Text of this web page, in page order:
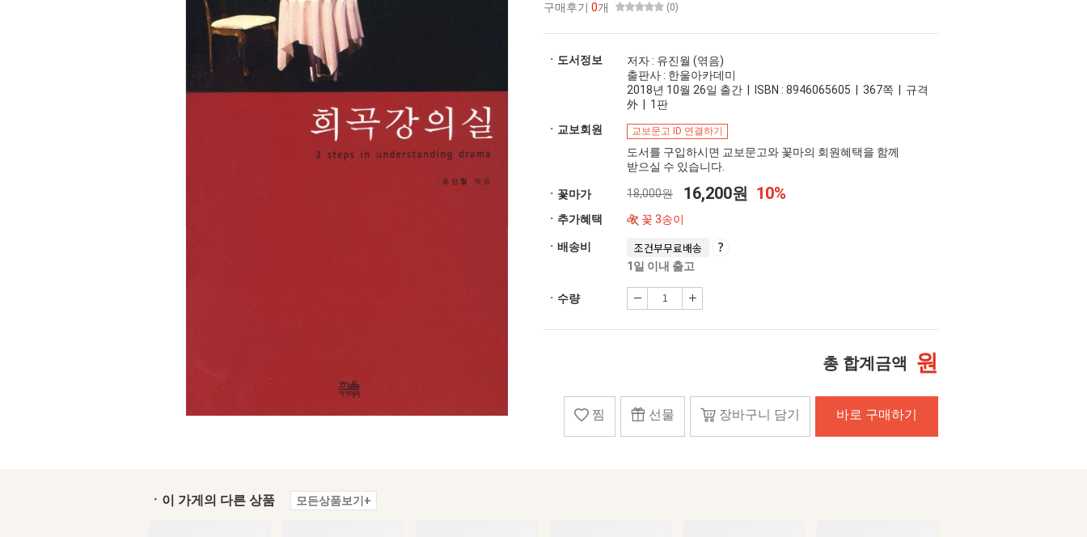
구매후기 0개 (0)
ㆍ도서정보
저자 : 유진월 (엮음)
출판사 : 한울아카데미
2018년 10월 26일 출간 | ISBN : 8946065605 | 367쪽 | 규격
外 | 1판
ㆍ교보회원
교보문고 ID 연결하기
도서를 구입하시면 교보문고와 꽃마의 회원혜택을 함께
받으실 수 있습니다.
ㆍ꽃마가 18,000원 16,200원 10%
ㆍ추가혜택 꽃 3송이
ㆍ배송비 조건부무료배송
1일 이내 출고
ㆍ수량
총 합계금액 원
찜 선물 장바구니 담기 바로 구매하기
ㆍ이 가게의 다른 상품 모든상품보기+